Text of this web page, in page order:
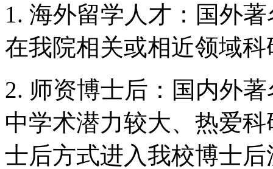
1. 海外留学人才：国外
在我院相关或相近领域
2. 师资博士后：国内外
中学术潜力较大、热爱
士后方式进入我校博士